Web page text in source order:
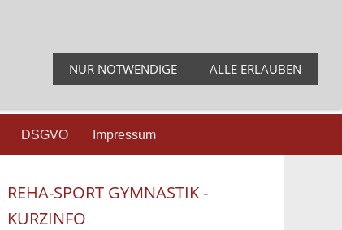
DSGVO Impressum
REHA-SPORT GYMNASTIK -
KURZINFO
NUR NOTWENDIGE ALLE ERLAUBEN